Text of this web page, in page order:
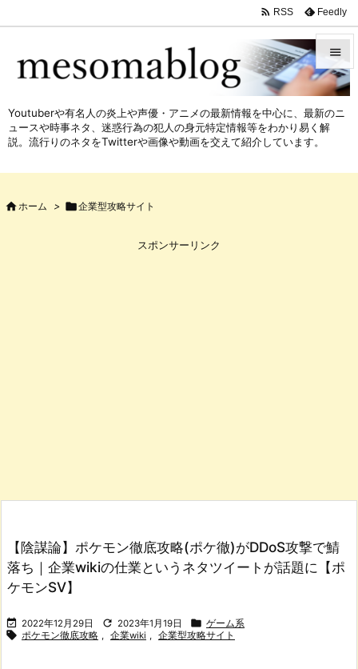



 RSS Feedly
Youtuberや有名人の炎上や声優・アニメの最新情報を中心に、最新のニ
ュースや時事ネタ、迷惑行為の犯人の身元特定情報等をわかり易く解
説。流行りのネタをTwitterや画像や動画を交えて紹介しています。
 ホーム > 企業型攻略サイト
スポンサーリンク
【陰謀論】ポケモン徹底攻略(ポケ徹)がDDoS攻撃で鯖
落ち｜企業wikiの仕業というネタツイートが話題に【ポ
ケモンSV】
 2022年12月29日  2023年1月19日  ゲーム系
 ポケモン徹底攻略 , 企業wiki , 企業型攻略サイト